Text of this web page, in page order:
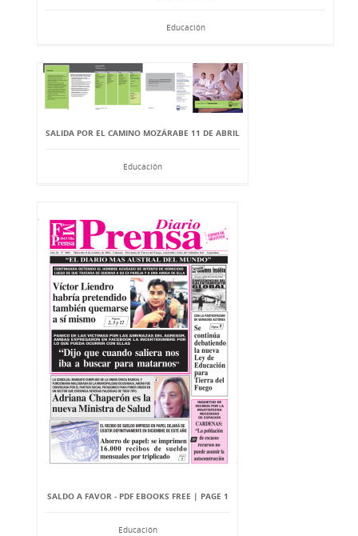
Educación
SALIDA POR EL CAMINO MOZÁRABE 11 DE ABRIL
Educación
SALDO A FAVOR - PDF EBOOKS FREE | PAGE 1
Educación